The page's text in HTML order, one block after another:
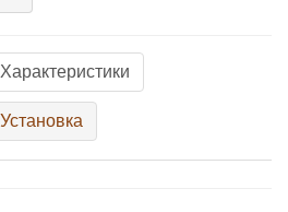
Характеристики
Установка